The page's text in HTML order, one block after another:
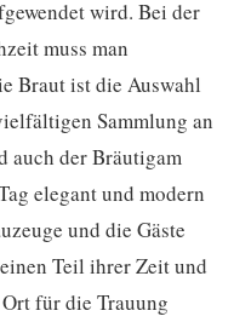
wird. Bei der
muss man
Braut ist die Auswahl
Sammlung an
auch der Bräutigam
elegant und modern
und die Gäste
Teil ihrer Zeit und
für die Trauung